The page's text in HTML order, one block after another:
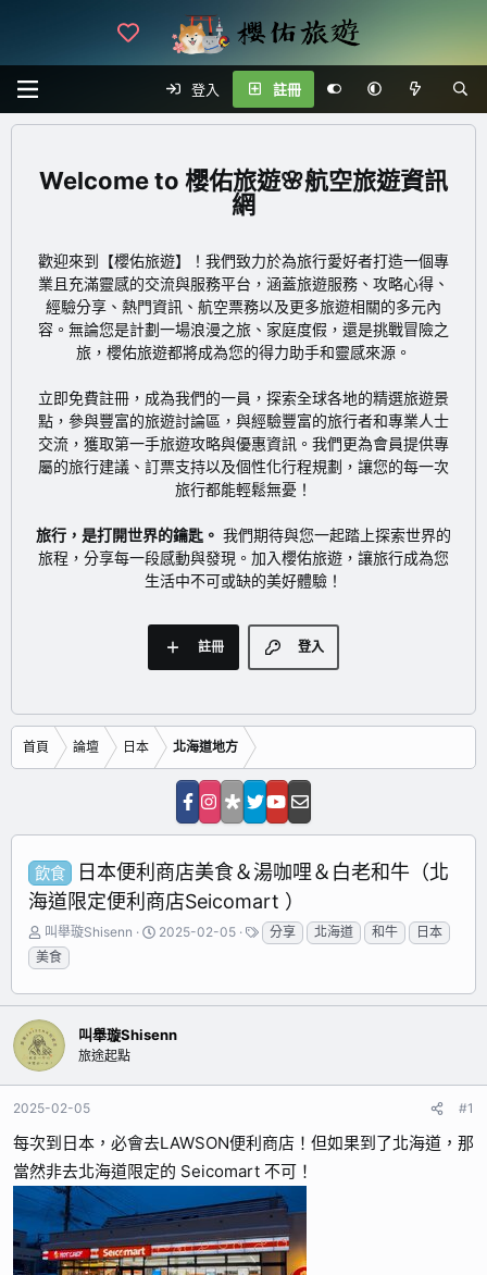
登入 註冊
櫻佑旅遊🌸航空旅遊資訊
網
歡迎來到【櫻佑旅遊】！我們致力於為旅行愛好者打造一個專
業且充滿靈感的交流與服務平台，涵蓋旅遊服務、攻略心得、
經驗分享、熱門資訊、航空票務以及更多旅遊相關的多元內
容。無論您是計劃一場浪漫之旅、家庭度假，還是挑戰冒險之
旅，櫻佑旅遊都將成為您的得力助手和靈感來源。
立即免費註冊 ，成為我們的一員，探索全球各地的精選旅遊景
點，參與豐富的旅遊討論區，與經驗豐富的旅行者和專業人士
交流，獲取第一手旅遊攻略與優惠資訊。我們更為會員提供專
屬的旅行建議、訂票支持以及個性化行程規劃，讓您的每一次
旅行都能輕鬆無憂！
旅行，是打開世界的鑰匙。 我們期待與您一起踏上探索世界的
旅程，分享每一段感動與發現。加入櫻佑旅遊，讓旅行成為您
生活中不可或缺的美好體驗！
登入
註冊
首頁 論壇 日本 北海道地方
飲食
日本便利商店美食＆湯咖哩＆白老和牛（北
海道限定便利商店Seicomart ）
主
題
發
者
叫舉璇Shisenn
開
2025-02-05
標
籤
分享 北海道 和牛
日本
美食
叫舉璇Shisenn
旅途起點
2025-02-05 #1
每次到日本，必會去LAWSON便利商店！但如果到了北海道，那
當然非去北海道限定的 Seicomart 不可！